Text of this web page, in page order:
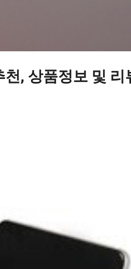
, 상품정보 및 리